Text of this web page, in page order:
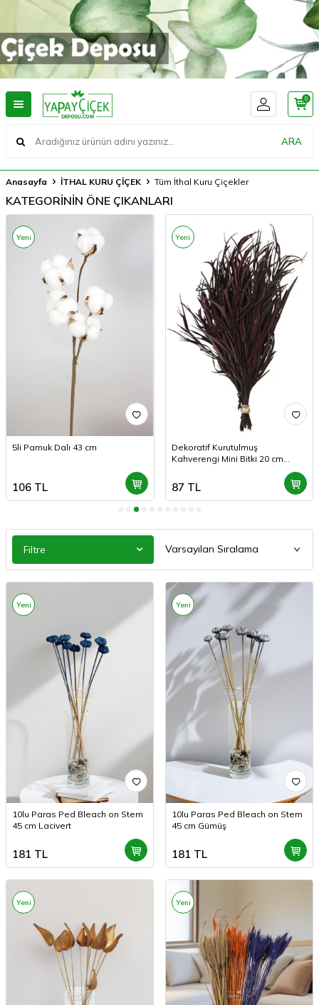
ARA
0
Anasayfa İTHAL KURU ÇİÇEK Tüm İthal Kuru Çiçekler
KATEGORİNİN ÖNE ÇIKANLARI
Yeni
5li Pamuk Dalı 43 cm
106 TL
Yeni
Dekoratif Kurutulmuş
Kahverengi Mini Bitki 20 cm
87 TL
Filtre
Yeni
10lu Paras Ped Bleach on Stem
45 cm Lacivert
181 TL
Yeni
10lu Paras Ped Bleach on Stem
45 cm Gümüş
181 TL
Yeni Yeni